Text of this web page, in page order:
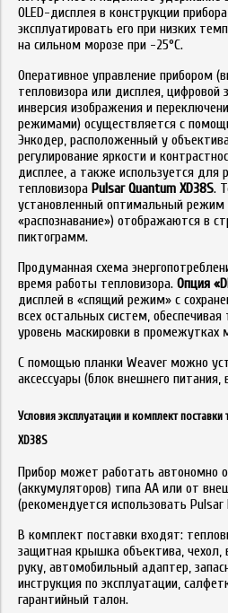
OLED-дисплея в конструкции
эксплуатировать его при низких
на сильном морозе при -25°C.
Оперативное управление прибором
тепловизора или дисплея,
инверсия изображения и
режимами) осуществляется с
Энкодер, расположенный у
регулирование яркости и
дисплее, а также используется
тепловизора Pulsar Quantum XD38S.
установленный оптимальный режим
«распознавание») отображаются в
пиктограмм.
Продуманная схема
время работы тепловизора. Опция
дисплей в «спящий режим» с
всех остальных систем,
уровень маскировки в
С помощью планки Weaver можно
аксессуары (блок внешнего питания,
Условия эксплуатации и комплект
XD38S
Прибор может работать автономно
(аккумуляторов) типа AA или от
(рекомендуется использовать Pulsar
В комплект поставки входят:
защитная крышка объектива, чехол,
руку, автомобильный адаптер,
инструкция по эксплуатации,
гарантийный талон.